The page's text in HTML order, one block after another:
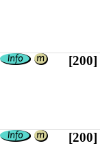
[200]
[200]